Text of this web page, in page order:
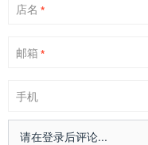
店名 *
邮箱 *
手机